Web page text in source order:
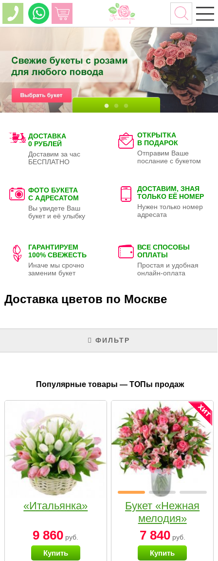
ДОСТАВКА
0 РУБЛЕЙ
Доставим за час
БЕСПЛАТНО
ОТКРЫТКА
В ПОДАРОК
Отправим Ваше
послание с букетом
ФОТО БУКЕТА
С АДРЕСАТОМ
Вы увидете Ваш
букет и её улыбку
ДОСТАВИМ, ЗНАЯ
ТОЛЬКО ЕЁ НОМЕР
Нужен только номер
адресата
ГАРАНТИРУЕМ
100% СВЕЖЕСТЬ
Иначе мы срочно
заменим букет
ВСЕ СПОСОБЫ
ОПЛАТЫ
Простая и удобная
онлайн-оплата
Доставка цветов по Москве
ФИЛЬТР
Популярные товары — ТОПы продаж
«Итальянка»
9 860 руб.
Купить
Букет «Нежная
мелодия»
7 840руб.
Купить